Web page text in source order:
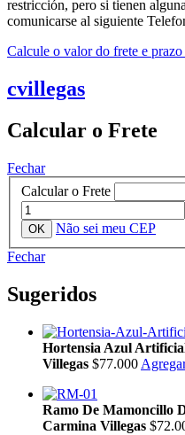
restricción, pero si tienen
comunicarse al siguiente
Calcule o valor do frete e prazo
cvillegas
Calcular o Frete
Fechar
Calcular o Frete
Não sei meu CEP
Fechar
Sugeridos
Hortensia Azul
Villegas $77.000
Ramo De Mamoncillo
Carmina Villegas